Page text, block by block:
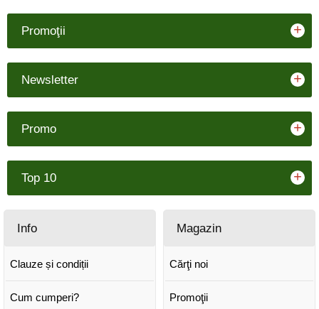
Promoţii +
Newsletter +
Promo +
Top 10 +
Info
Clauze și condiții
Cum cumperi?
Magazin
Cărţi noi
Promoţii